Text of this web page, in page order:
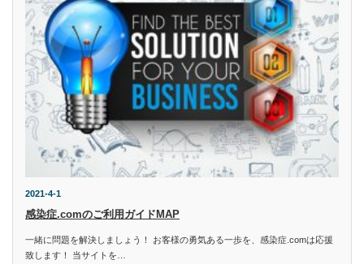
2021-4-1
感染症.comのご利用ガイドMAP
一緒に問題を解決しましょう！ お客様の勇気ある一歩を、感染症.comは応援
致します！ 当サイトを…